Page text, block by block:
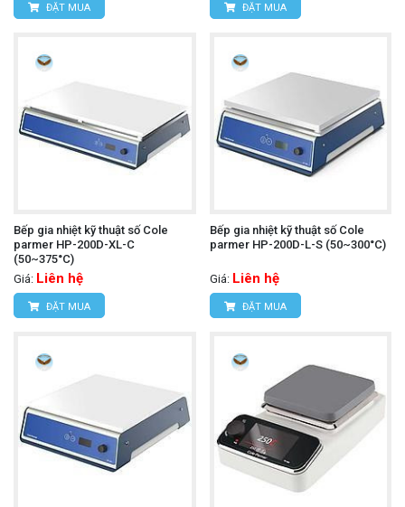
ĐẶT MUA ĐẶT MUA
Bếp gia nhiệt kỹ thuật số Cole
parmer HP-200D-XL-C
(50~375°C)
Giá: Liên hệ
ĐẶT MUA
Bếp gia nhiệt kỹ thuật số Cole
parmer HP-200D-L-S (50~300°C)
Giá: Liên hệ
ĐẶT MUA